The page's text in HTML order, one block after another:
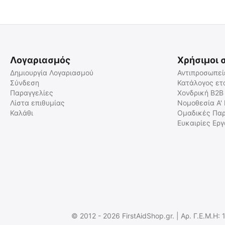
Tail cap Nitecore MH12V2,
Οπίσθιος διακόπτης
9110101113
ΒΑΣΗ ΣΤΗΡΙΞΗΣ ΣΤΟΝ
ΙΜΑΝΤΑ για NITECORE NU35
Άμεσα διαθέσιμο
Λογαριασμός
Δημιουργία Λογαριασμού
Σύνδεση
Παραγγελίες
Λίστα επιθυμίας
Καλάθι
Χρήσιμοι
Κατάλογος
Χονδρική B2B
Νομοθεσία Α'
Ομαδικές
Ευκαιρίες
© 2012 - 2026 FirstAidShop.gr. | Αρ. Γ.Ε.Μ.Η: